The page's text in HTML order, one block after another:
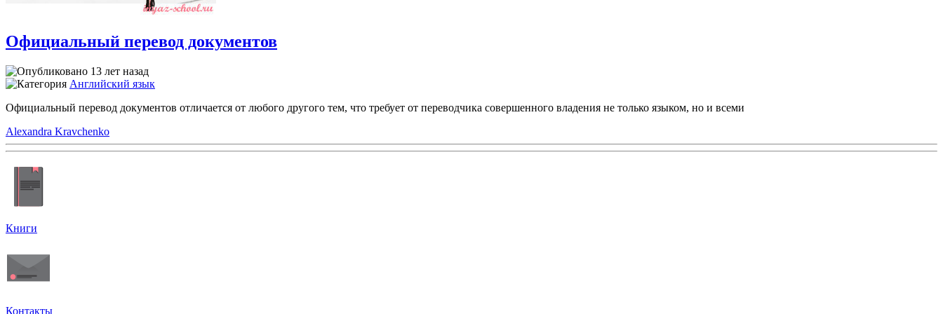
Официальный перевод документов
13 лет назад
Английский язык
Официальный перевод документов отличается от любого другого тем, что требует от переводчика совершенного владения не только языком, но и всеми
Alexandra Kravchenko
Книги
Контакты